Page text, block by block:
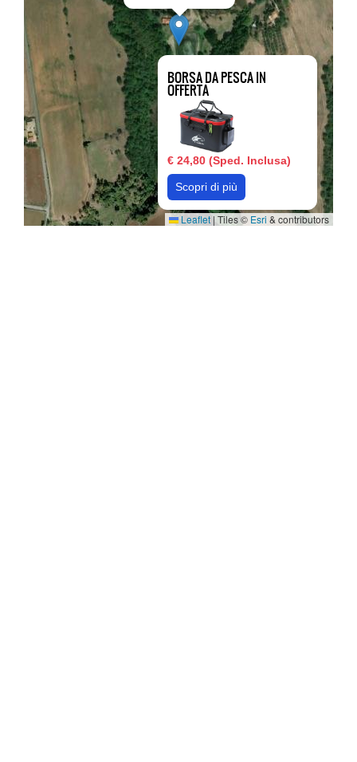
BORSA DA PESCA IN
OFFERTA
€ 24,80 (Sped. Inclusa)
Scopri di più
Leaflet | Tiles © Esri & contributors